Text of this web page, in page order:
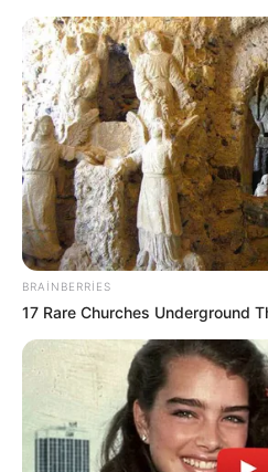
Zakir
Rəqsanənin əri saç
müzakirə yaratdı
BRAINBERRIES
17 Rare Churches Underground